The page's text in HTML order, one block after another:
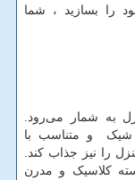
را بسازید ، شما
به شمار می‌رود.
شیک و متناسب با
را نیز جذاب‌ کند.
کلاسیک و مدرن